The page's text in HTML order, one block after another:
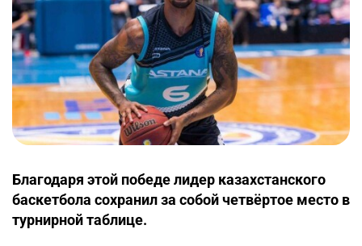
Благодаря этой победе лидер казахстанского
баскетбола сохранил за собой четвёртое место в
турнирной таблице.